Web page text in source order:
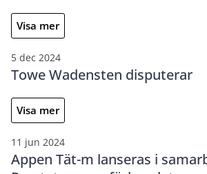
Visa mer
5 dec 2024
Towe Wadensten disputerar
Visa mer
11 jun 2024
Appen Tät-m lanseras i